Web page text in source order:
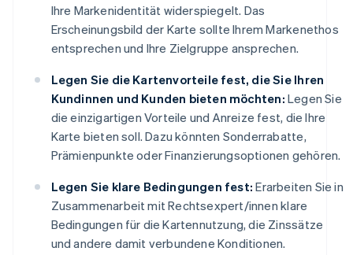
Ihre Markenidentität widerspiegelt. Das
Erscheinungsbild der Karte sollte Ihrem Markenethos
entsprechen und Ihre Zielgruppe ansprechen.
Legen Sie die Kartenvorteile fest, die Sie Ihren
Kundinnen und Kunden bieten möchten: Legen Sie
die einzigartigen Vorteile und Anreize fest, die Ihre
Karte bieten soll. Dazu könnten Sonderrabatte,
Prämienpunkte oder Finanzierungsoptionen gehören.
Legen Sie klare Bedingungen fest: Erarbeiten Sie in
Zusammenarbeit mit Rechtsexpert/innen klare
Bedingungen für die Kartennutzung, die Zinssätze
und andere damit verbundene Konditionen.